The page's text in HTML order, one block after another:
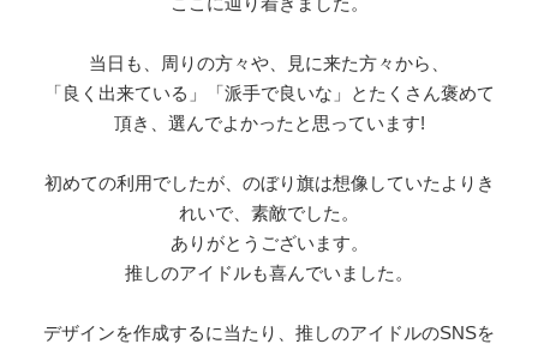
当日も、周りの方々や、見に来た方々から、
「良く出来ている」「派手で良いな」とたくさん褒めて
頂き、選んでよかったと思っています!
初めての利用でしたが、のぼり旗は想像していたよりき
れいで、素敵でした。
ありがとうございます。
推しのアイドルも喜んでいました。
デザインを作成するに当たり、推しのアイドルのSNSを